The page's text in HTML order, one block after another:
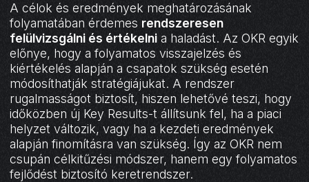
A célok és eredmények meghatározásának
folyamatában érdemes rendszeresen
felülvizsgálni és értékelni a haladást. Az OKR egyik
előnye, hogy a folyamatos visszajelzés és
kiértékelés alapján a csapatok szükség esetén
módosíthatják stratégiájukat. A rendszer
rugalmasságot biztosít, hiszen lehetővé teszi, hogy
időközben új Key Results-t állítsunk fel, ha a piaci
helyzet változik, vagy ha a kezdeti eredmények
alapján finomításra van szükség. Így az OKR nem
csupán célkitűzési módszer, hanem egy folyamatos
fejlődést biztosító keretrendszer.